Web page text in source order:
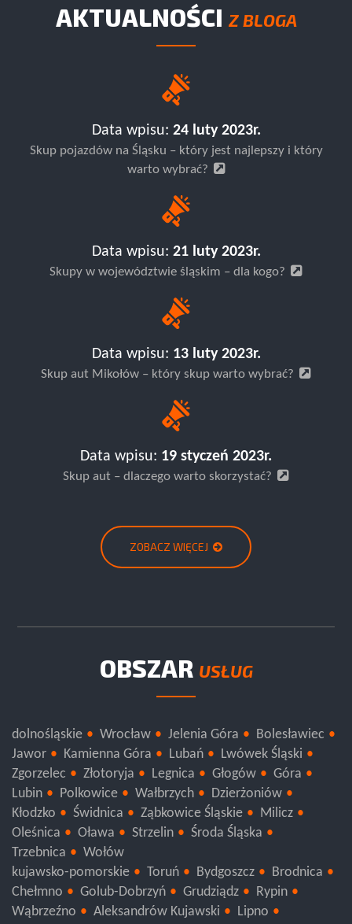
AKTUALNOŚCI Z BLOGA
Data wpisu: 24 luty 2023r.
Skup pojazdów na Śląsku – który jest najlepszy i który
warto wybrać?
Data wpisu: 21 luty 2023r.
Skupy w województwie śląskim – dla kogo?
Data wpisu: 13 luty 2023r.
Skup aut Mikołów – który skup warto wybrać?
Data wpisu: 19 styczeń 2023r.
Skup aut – dlaczego warto skorzystać?
ZOBACZ WIĘCEJ
OBSZAR
dolnośląskie Wrocław Jelenia Góra
Bolesławiec
Jawor
Kamienna Góra Lubań
Lwówek Śląski
Zgorzelec
Złotoryja Legnica Głogów
Góra
Lubin
Polkowice Wałbrzych
Dzierżoniów
Kłodzko
Świdnica Ząbkowice Śląskie
Milicz
Oleśnica
Oława
Trzebnica
Wołów
kujawsko-pomorskie
Toruń Bydgoszcz
Brodnica
Chełmno
Golub-Dobrzyń Grudziądz
Rypin